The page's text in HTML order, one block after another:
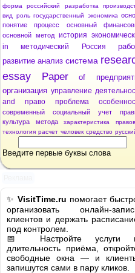
форма российский разработка
вид
роль государственный экономика
понятие
процесс основный
основной метод история
in
методический Россия
развитие анализ система
essay
Paper of
организация управление
and
право проблема
современный социальный учет
культура
метода характеристика
технология расчет человек средство
Введите первые буквы слова
✨ VisitTime.ru помогает
организовать онлайн-
клиентов и держать
под контролем.
📅 Настройте услуги
длительность приёма,
свободные окна — и
запишутся сами в пару кликов.